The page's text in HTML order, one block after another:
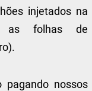
injetados na
as folhas de
pagando nossos